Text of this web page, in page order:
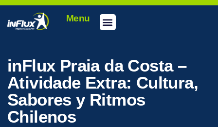
Menu
inFlux Praia da Costa –
Atividade Extra: Cultura,
Sabores y Ritmos
Chilenos